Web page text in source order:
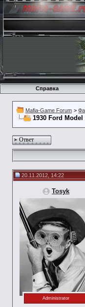
Справка
Mafia-Game Forum >
1930 Ford
Ответ
20.11.2012, 14:22
Tosyk
Administrator